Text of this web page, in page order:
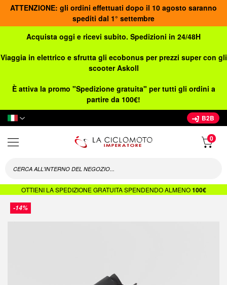
ATTENZIONE: gli ordini effettuati dopo il 10 agosto saranno
spediti dal 1° settembre
Acquista oggi e ricevi subito. Spedizioni in 24/48H
Viaggia in elettrico e sfrutta gli ecobonus per prezzi super con gli
scooter Askoll
È attiva la promo "Spedizione gratuita" per tutti gli ordini a
partire da 100€!
Lingua
B2B
OTTIENI LA SPEDIZIONE GRATUITA SPENDENDO ALMENO100€
alla
-14%